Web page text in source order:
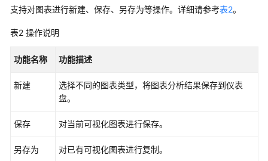
接
志
道
支持对图表进行新建、保存、另存为等操作。详细请参考表2。
表2 操作说明
功能名称 功能描述
新建
选择不同的图表类型，将图表分析结果保存到仪表
盘。
保存 对当前可视化图表进行保存。
另存为 对已有可视化图表进行复制。